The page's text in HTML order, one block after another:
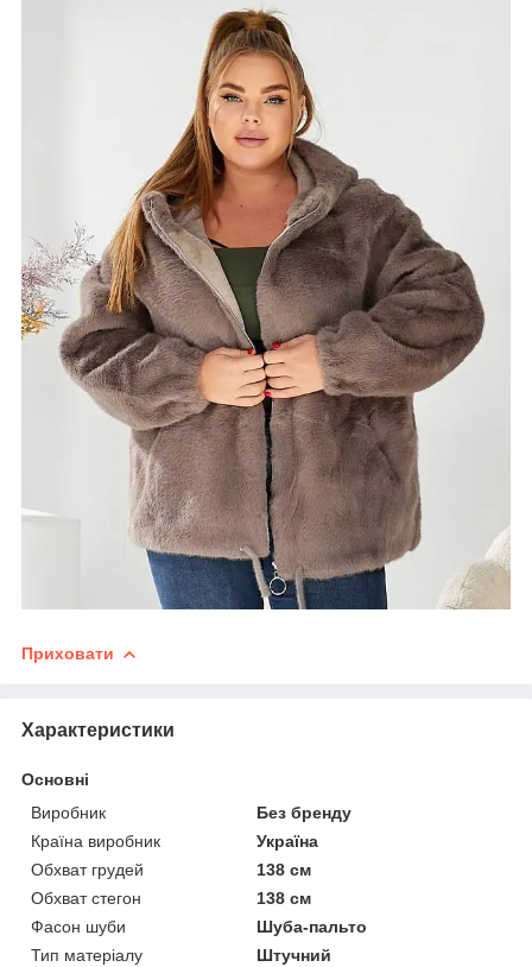
Приховати
Характеристики
Основні
Виробник
Без бренду
Країна виробник
Україна
Обхват грудей
138 см
Обхват стегон
138 см
Фасон шуби
Шуба-пальто
Тип матеріалу
Штучний